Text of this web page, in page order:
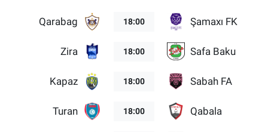
Qarabag 18:00 Şamaxı FK
Zira 18:00 Safa Baku
Kapaz 18:00 Sabah FA
Turan 18:00 Qabala